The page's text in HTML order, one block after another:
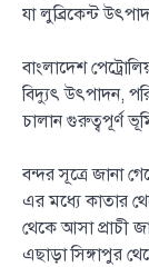
যা লুব্রিকেন্ট
বাংলাদেশ
বিদ্যুৎ উৎপাদন,
চালান গুরুত্বপূর্ণ
বন্দর সূত্রে জানা
এর মধ্যে কাতার
থেকে আসা প্রাচী
এছাড়া সিঙ্গাপুর